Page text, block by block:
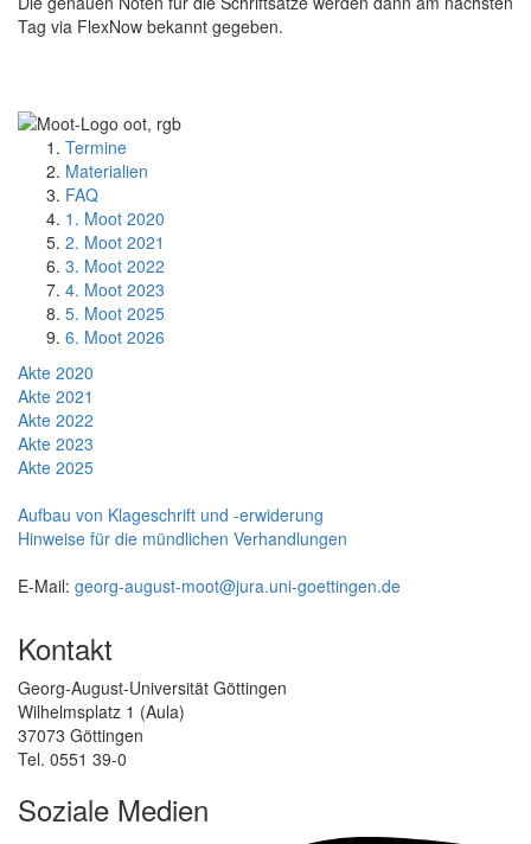
Tag via FlexNow bekannt gegeben.
Termine
Materialien
FAQ
1. Moot 2020
2. Moot 2021
3. Moot 2022
4. Moot 2023
5. Moot 2025
6. Moot 2026
Akte 2020
Akte 2021
Akte 2022
Akte 2023
Akte 2025
Aufbau von Klageschrift und -erwiderung
Hinweise für die mündlichen Verhandlungen
E-Mail: georg-august-moot@jura.uni-goettingen.de
Kontakt
Georg-August-Universität Göttingen
Wilhelmsplatz 1 (Aula)
37073 Göttingen
Tel. 0551 39-0
Soziale Medien